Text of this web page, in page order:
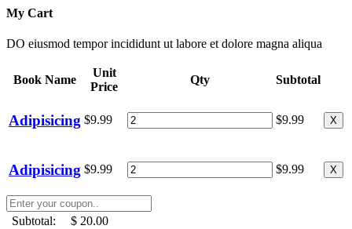
My Cart
DO eiusmod tempor incididunt ut labore et dolore magna aliqua
Book Name
Unit
Price
Qty Subtotal
Adipisicing $9.99 $9.99 X
Adipisicing $9.99 $9.99 X
Subtotal:
$ 20.00